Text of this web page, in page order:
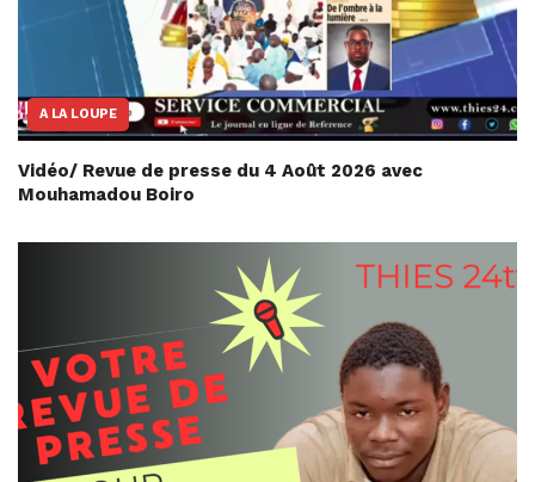
A LA LOUPE
Vidéo/ Revue de presse du 4 Août 2026 avec
Mouhamadou Boiro